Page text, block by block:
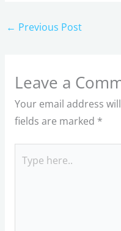
← Previous Post
Leave a
Your email address
fields are marked *
here..